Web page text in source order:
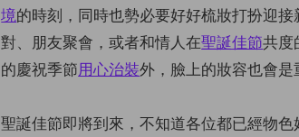
境的時刻，同時也勢必要好好梳妝打扮迎
對、朋友聚會，或者和情人在聖誕佳節共度
的慶祝季節用心治裝外，臉上的妝容也會是
聖誕佳節即將到來，不知道各位都已經物